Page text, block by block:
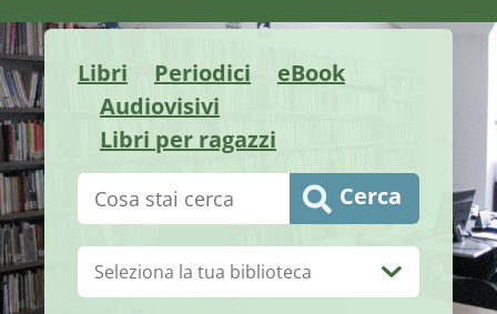
Libri Periodici
eBook
Audiovisivi
Libri per ragazzi
Cerca su "Catalogo" Cerca
Biblioteca: